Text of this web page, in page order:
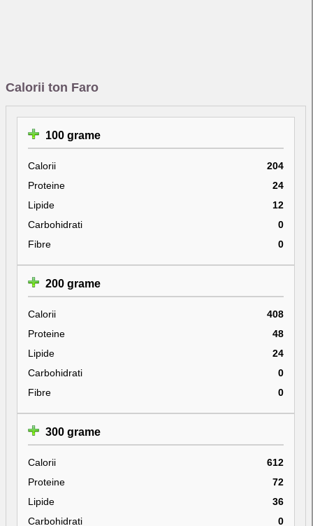
Calorii ton Faro
100 grame
Calorii
204
Proteine
24
Lipide
12
Carbohidrati
0
Fibre
0
200 grame
Calorii
408
Proteine
48
Lipide
24
Carbohidrati
0
Fibre
0
300 grame
Calorii
612
Proteine
72
Lipide
36
Carbohidrati
0